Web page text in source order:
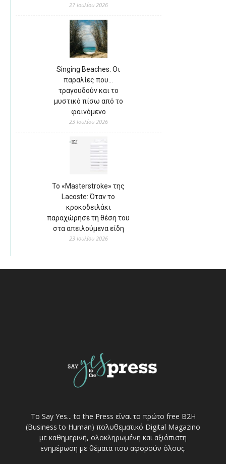
27 Ιουλίου 2026
Singing Beaches: Οι
παραλίες που…
τραγουδούν και το
μυστικό πίσω από το
φαινόμενο
23 Ιουλίου 2026
Το «Masterstroke» της
Lacoste: Όταν το
κροκοδειλάκι
παραχώρησε τη θέση του
στα απειλούμενα είδη
23 Ιουλίου 2026
Το Say Yes... to the Press είναι το πρώτο free Β2Η
(Business to Human) πολυθεματικό Digital Magazino
με καθημερινή, ολοκληρωμένη και αξιόπιστη
ενημέρωση με θέματα που αφορούν όλους.